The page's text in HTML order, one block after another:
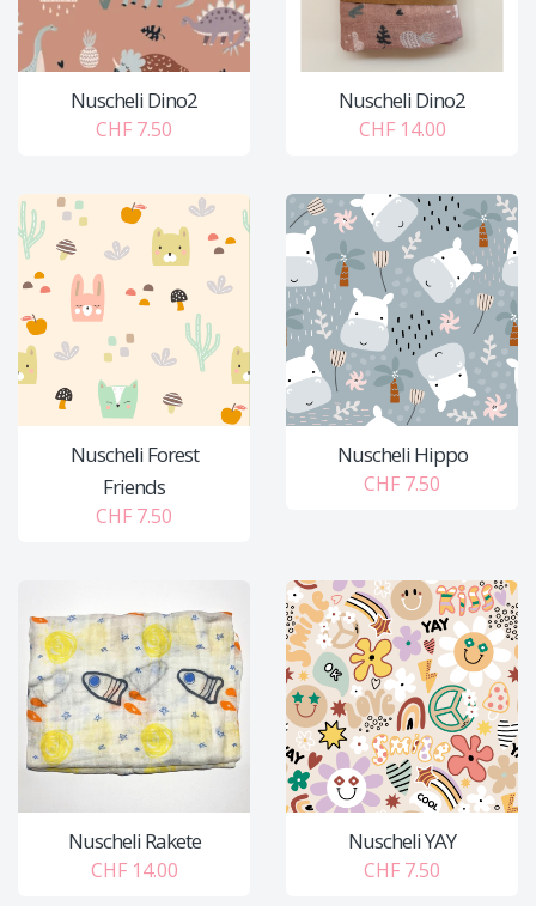
Nuscheli Dino2
CHF 7.50
Nuscheli Dino2
CHF 14.00
Nuscheli Forest
Friends
CHF 7.50
Nuscheli Hippo
CHF 7.50
Nuscheli Rakete
CHF 14.00
Nuscheli YAY
CHF 7.50